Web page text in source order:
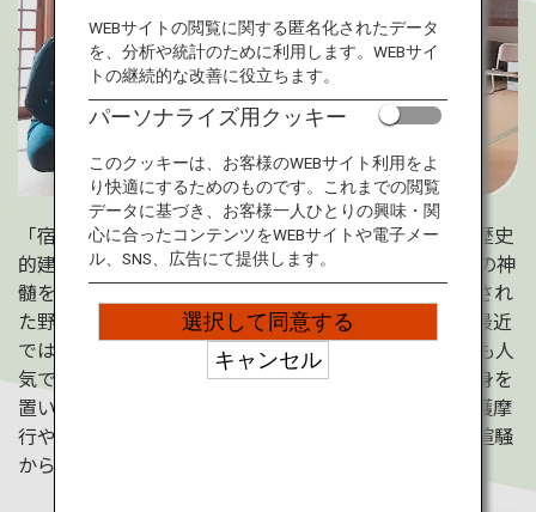
「宿坊」とは寺社に設けられた宿泊施設のことです。歴史
的建造物に宿泊し、仏像や美術品、庭園など日本文化の神
髄を感じることができます。仏教の戒律に基づき調理され
た野菜中心の「精進料理」を味わうこともできます。最近
では、癒しの空間が広がり、ゆったりと過ごせる宿坊も人
気です。寺社に息づく美意識に囲まれ、静かな環境に身を
置いて、説法に耳を傾け、静かに座禅や瞑想を行う。護摩
行や写経など宿坊ならではの体験も魅力です。日常の喧騒
から離れて、心を整える旅に出かけてみませんか？
WEBサイトの閲覧に関する匿名化されたデータ
を、分析や統計のために利用します。WEBサイ
トの継続的な改善に役立ちます。
パーソナライズ用クッキー
このクッキーは、お客様のWEBサイト利用をよ
り快適にするためのものです。これまでの閲覧
データに基づき、お客様一人ひとりの興味・関
心に合ったコンテンツをWEBサイトや電子メー
ル、SNS、広告にて提供します。
選択して同意する
キャンセル